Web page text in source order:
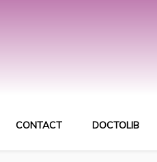
CONTACT DOCTOLIB